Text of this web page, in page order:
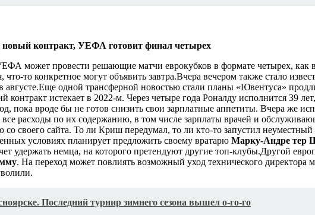
может провести решающие матчи еврокубков в формате четырех, как в
то конкретное могут объявить завтра.Вчера вечером также стало
августе.Еще одной трансферной новостью стали планы «Ювентуса»
истекает в 2022-м. Через четыре года Роналду исполнится 39
вроде бы не готов снизить свои зарплатные аппетиты. Вчера же
расходы по их содержанию, в том числе зарплаты врачей и
со своего сайта. То ли Криш передумал, то ли кто-то запустил
условиях планирует предложить своему вратарю Марку-Андре тер
удержать немца, на которого претендуют другие топ-клубы.Другой
. На переход может повлиять возможный уход технического директора
Последний турнир зимнего сезона вышел о-го-го